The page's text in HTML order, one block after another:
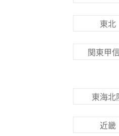
東北
関東甲
東海北
近畿